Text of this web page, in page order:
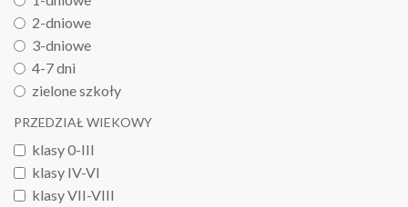
2-dniowe
3-dniowe
4-7 dni
zielone szkoły
PRZEDZIAŁ WIEKOWY
klasy 0-III
klasy IV-VI
klasy VII-VIII